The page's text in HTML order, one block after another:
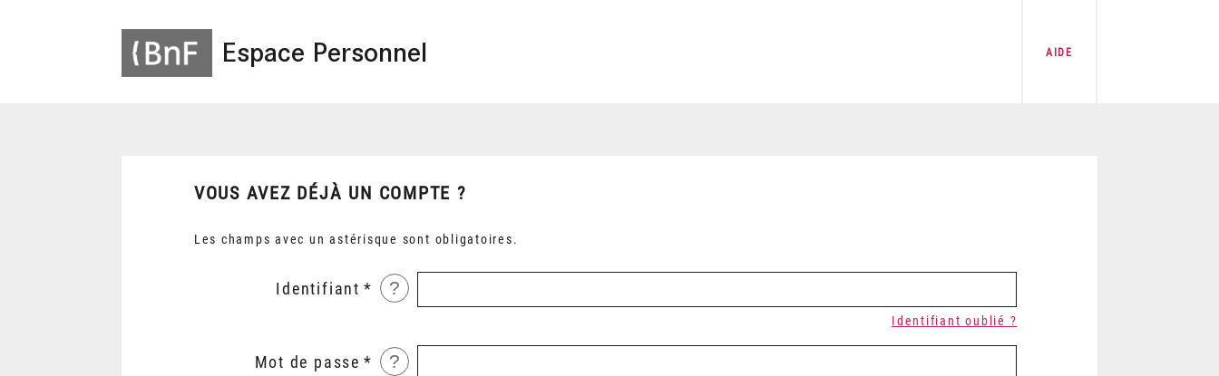
Espace Personnel AIDE
VOUS AVEZ DÉJÀ UN COMPTE ?
Les champs avec un astérisque sont obligatoires.
Identifiant ?
Identifiant oublié ?
Mot de passe ?